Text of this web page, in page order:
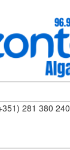
281 380 240